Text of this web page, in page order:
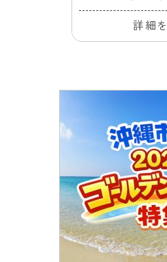
中にある子ども
詳細